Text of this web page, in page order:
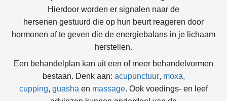
Hierdoor worden er signalen naar de
hersenen gestuurd die op hun beurt reageren door
hormonen af te geven die de energiebalans in je lichaam
herstellen.
Een behandelplan kan uit een of meer behandelvormen
bestaan. Denk aan: acupunctuur, moxa,
cupping, guasha en massage. Ook voedings- en leef